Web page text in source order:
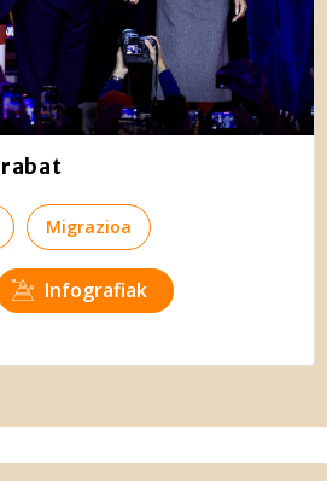
Migrazioa
Infografiak